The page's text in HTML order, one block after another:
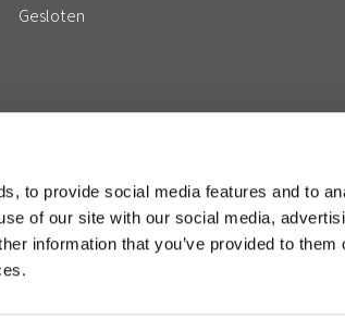
to provide social media features and to
of our site with our social media,
information that you’ve provided to them
Gesloten